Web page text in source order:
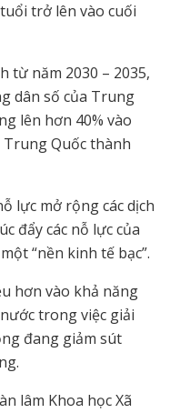
trở lên vào cuối
từ năm 2030 – 2035,
dân số của Trung
lên hơn 40% vào
Quốc thành
lực mở rộng các dịch
đẩy các nỗ lực của
“nền kinh tế bạc”.
hơn vào khả năng
trong việc giải
đang giảm sút
lâm Khoa học Xã